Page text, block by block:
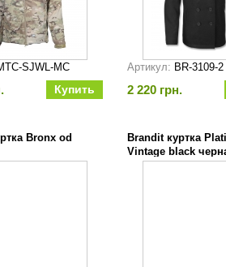
SJWL-MC Артикул: BR-3109-2
2 220 грн.
Bronx od
Brandit куртка
Vintage black